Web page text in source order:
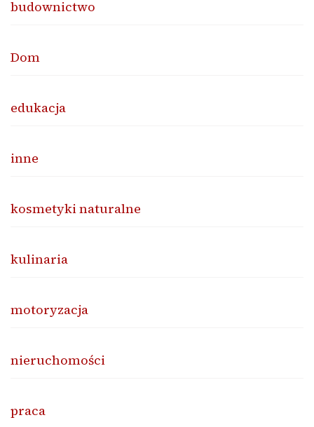
budownictwo
Dom
edukacja
inne
kosmetyki naturalne
kulinaria
motoryzacja
nieruchomości
praca